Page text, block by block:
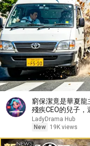
窮保潔竟是華夏
殘疾CEO的兒子，
他。 【戰神媽咪：
LadyDrama Hub
New
19K views